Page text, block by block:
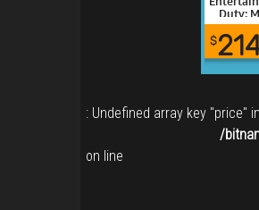
Duty:
-
$
: Undefined array key "price" in
/
on line